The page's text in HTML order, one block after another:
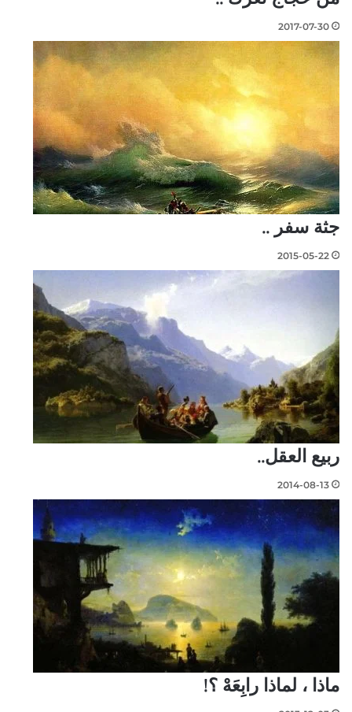
2017-07-30
جثة سفر ..
2015-05-22
ربيع العقل..
2014-08-13
ماذا ، لماذا رابِعَهْ ؟!